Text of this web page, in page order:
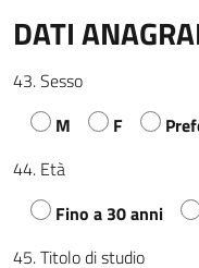
DATI
43. Sesso
M
F
44. Età
Fino a 30 anni
45. Titolo di studio